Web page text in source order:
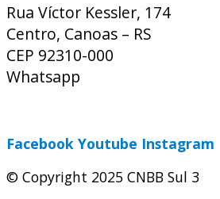
Rua Víctor Kessler, 174
Centro, Canoas – RS
CEP 92310-000
Whatsapp
Facebook Youtube Instagram
© Copyright 2025 CNBB Sul 3